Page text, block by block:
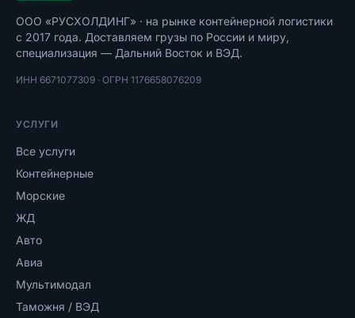
ООО «РУСХОЛДИНГ» · на рынке контейнерной логистики
с 2017 года. Доставляем грузы по России и миру,
специализация — Дальний Восток и ВЭД.
ИНН 6671077309 · ОГРН 1176658076209
УСЛУГИ
Все услуги
Контейнерные
Морские
ЖД
Авто
Авиа
Мультимодал
Таможня / ВЭД